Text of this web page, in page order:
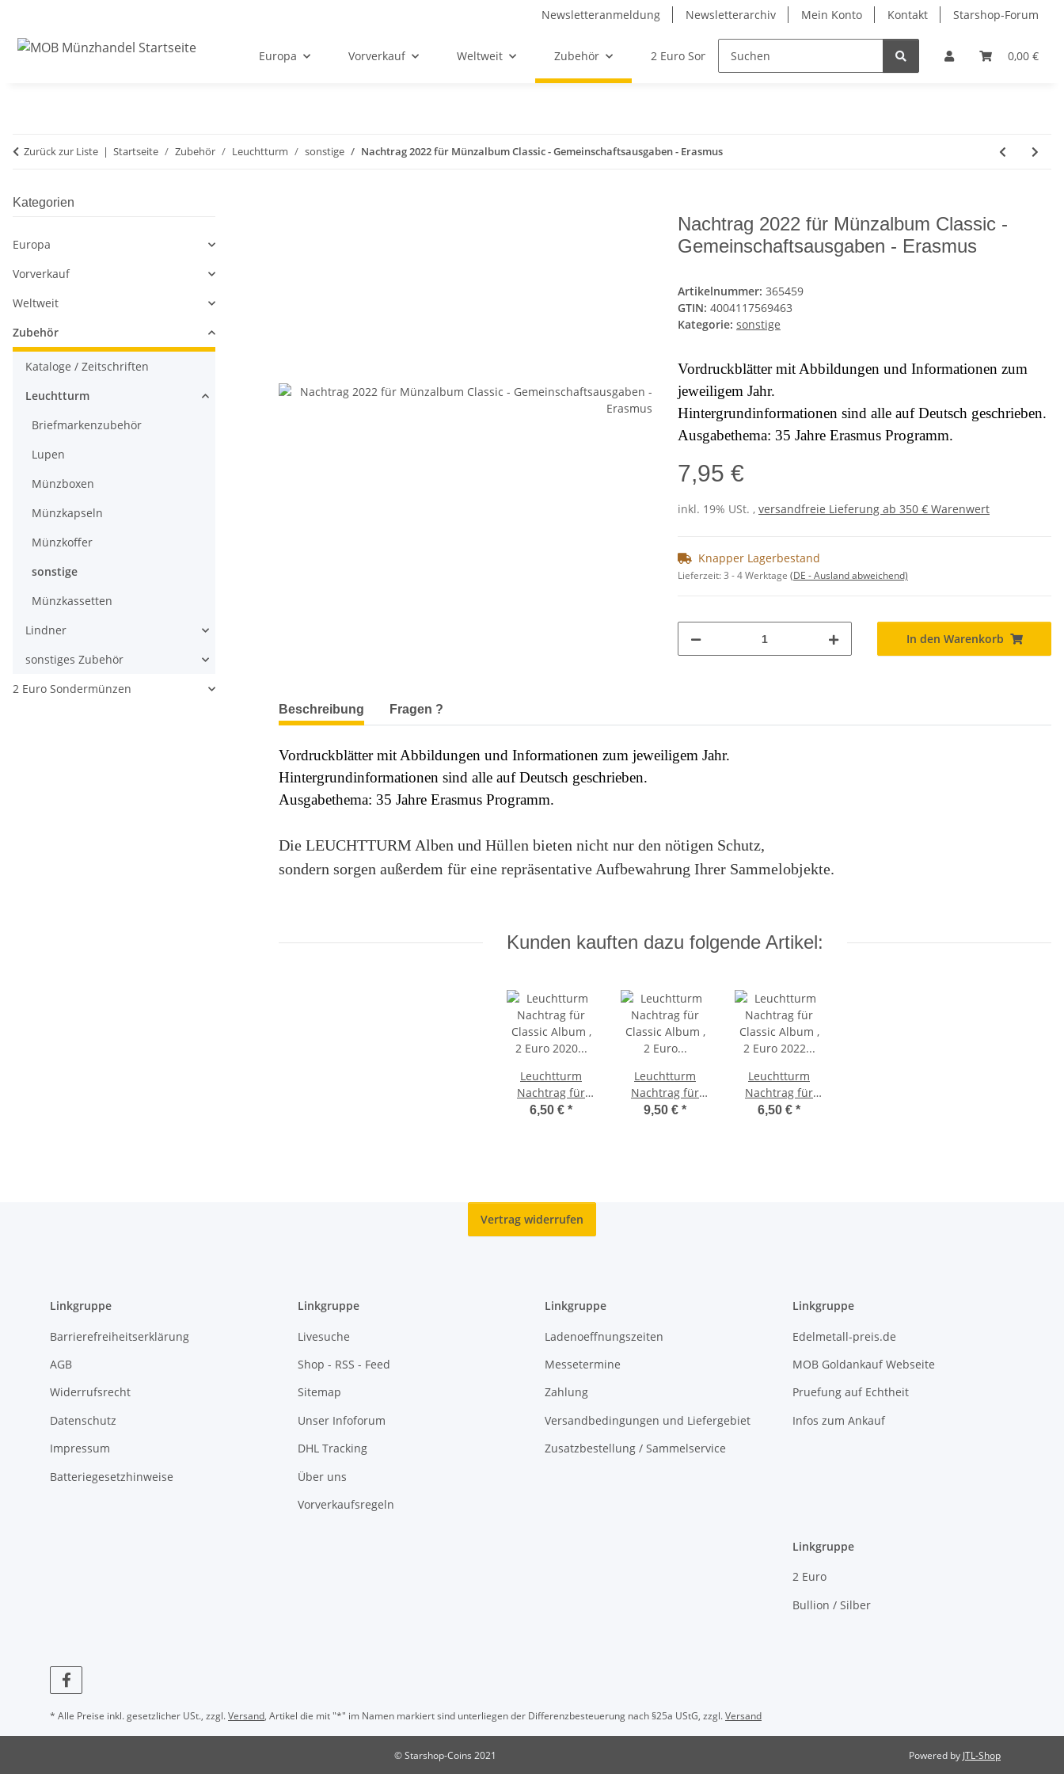
Newsletteranmeldung Newsletterarchiv Mein Konto Kontakt Starshop-Forum
0,00 €
Europa Vorverkauf Weltweit Zubehör 2 Euro Sondermünzen
Zurück zur Liste Startseite Zubehör Leuchtturm sonstige Nachtrag 2022 für Münzalbum Classic - Gemeinschaftsausgaben - Erasmus
Nachtrag 2022 für Münzalbum Classic -
Gemeinschaftsausgaben - Erasmus
Artikelnummer: 365459
GTIN: 4004117569463
Kategorie: sonstige
Vordruckblätter mit Abbildungen und Informationen zum
jeweiligem Jahr.
Hintergrundinformationen sind alle auf Deutsch geschrieben.
Ausgabethema: 35 Jahre Erasmus Programm.
7,95 €
inkl. 19% USt. , versandfreie Lieferung ab 350 € Warenwert
Knapper Lagerbestand
Lieferzeit:3 - 4 Werktage (DE - Ausland abweichend)
In den Warenkorb
weitere Registerkarten anzeigen
Beschreibung Fragen ?
Vordruckblätter mit Abbildungen und Informationen zum jeweiligem Jahr.
Hintergrundinformationen sind alle auf Deutsch geschrieben.
Ausgabethema: 35 Jahre Erasmus Programm.
Die LEUCHTTURM Alben und Hüllen bieten nicht nur den nötigen Schutz,
sondern sorgen außerdem für eine repräsentative Aufbewahrung Ihrer Sammelobjekte.
Kunden kauften dazu folgende Artikel:
Leuchtturm
Nachtrag für
Classic Album ,
6,50 € *
Leuchtturm
Nachtrag für
Classic Album ,
9,50 € *
Leuchtturm
Nachtrag für
Classic Album ,
6,50 € *
Kategorien
Europa
Vorverkauf
Weltweit
Zubehör
Kataloge / Zeitschriften
Leuchtturm
Briefmarkenzubehör
Lupen
Münzboxen
Münzkapseln
Münzkoffer
sonstige
Münzkassetten
Lindner
sonstiges Zubehör
2 Euro Sondermünzen
Vertrag widerrufen
Linkgruppe
Barrierefreiheitserklärung
AGB
Widerrufsrecht
Datenschutz
Impressum
Batteriegesetzhinweise
Linkgruppe
Livesuche
Shop - RSS - Feed
Sitemap
Unser Infoforum
DHL Tracking
Über uns
Vorverkaufsregeln
Linkgruppe
Ladenoeffnungszeiten
Messetermine
Zahlung
Versandbedingungen und Liefergebiet
Zusatzbestellung / Sammelservice
Linkgruppe
Edelmetall-preis.de
MOB Goldankauf Webseite
Pruefung auf Echtheit
Infos zum Ankauf
Linkgruppe
2 Euro
Bullion / Silber
* Alle Preise inkl. gesetzlicher USt., zzgl.Versand, Artikel die mit "*" im Namen markiert sind unterliegen der Differenzbesteuerung nach §25a UStG, zzgl.Versand
© Starshop-Coins 2021 Powered by JTL-Shop